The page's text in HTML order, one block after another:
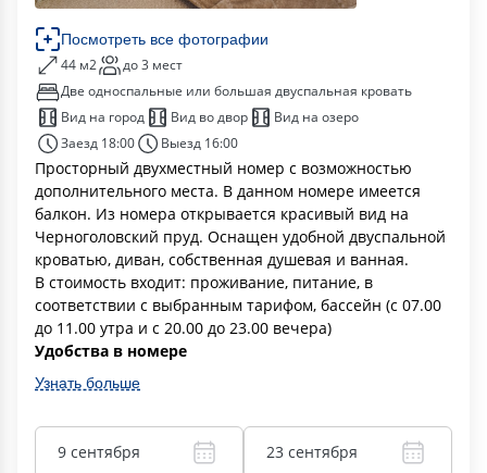
Посмотреть все фотографии
44 м2
до 3 мест
Две односпальные или большая двуспальная кровать
Вид на город
Вид во двор
Вид на озеро
Заезд 18:00
Выезд 16:00
Просторный двухместный номер с возможностью
дополнительного места. В данном номере имеется
балкон. Из номера открывается красивый вид на
Черноголовский пруд. Оснащен удобной двуспальной
кроватью, диван, собственная душевая и ванная.
В стоимость входит: проживание, питание, в
соответствии с выбранным тарифом, бассейн (с 07.00
до 11.00 утра и с 20.00 до 23.00 вечера)
Удобства в номере
Узнать больше
9 сентября 23 сентября